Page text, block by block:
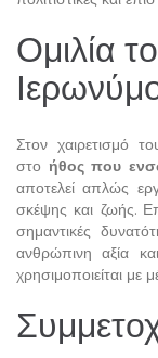
Ομιλία
Στον χαιρετισμό
στο ήθος που
αποτελεί απλώς
σκέψης και ζωής.
σημαντικές
ανθρώπινη αξία
χρησιμοποιείται με